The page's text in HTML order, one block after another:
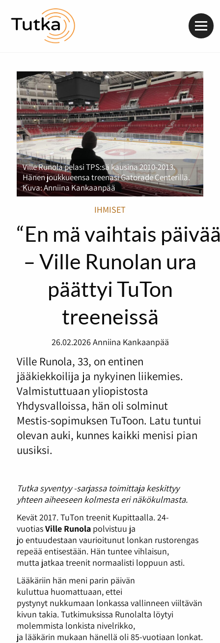
Ville Runola pelasi TPS:sä kausina 2010-2013.
Hänen joukkueensa treenasi Gatorade Centerillä.
Kuva: Anniina Kankaanpää
IHMISET
“En mä vaihtais
– Ville Runolan ura
päättyi TuTon
treeneissä
26.02.2026Anniina Kankaanpää
Ville Runola, 33, on entinen
jääkiekkoilija ja nykyinen liikemies.
Valmistuttuaan yliopistosta
Yhdysvalloissa, hän oli solminut
Mestis-sopimuksen TuToon. Latu tuntui
olevan auki, kunnes kaikki menisi pian
uusiksi.
Tutka syventyy -sarjassa toimittaja keskittyy
yhteen aiheeseen kolmesta eri näkökulmasta.
Kevät 2017. TuTon treenit Kupittaalla. 24-
vuotiasVille Runolapolvistuu ja
jo entuudestaan vaurioitunut lonkan rustorengas
repeää entisestään. Hän tuntee vihlaisun,
mutta jatkaa treenit normaalisti loppuun asti.
Lääkäriin hän meni parin päivän
kuluttua huomattuaan, ettei
pystynyt nukkumaan lonkassa vallinneen viiltävän
kivun takia. Tutkimuksissa Runolalta löytyi
molemmista lonkista nivelrikko,
ja lääkärin mukaan hänellä oli 85-vuotiaan lonkat.